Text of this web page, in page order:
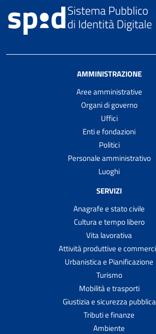
AMMINISTRAZIONE
Aree amministrative
Organi di governo
Uffici
Enti e fondazioni
Politici
Personale amministrativo
Luoghi
SERVIZI
Anagrafe e stato civile
Cultura e tempo libero
Vita lavorativa
Attività produttive e
Urbanistica e Pianificazione
Turismo
Mobilità e trasporti
Giustizia e sicurezza pubblica
Tributi e finanze
Ambiente